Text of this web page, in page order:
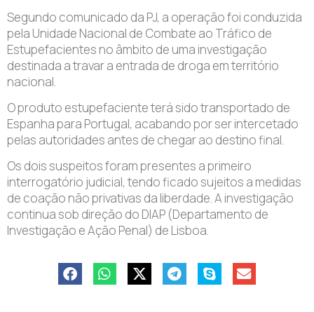
Segundo comunicado da PJ, a operação foi conduzida
pela Unidade Nacional de Combate ao Tráfico de
Estupefacientes no âmbito de uma investigação
destinada a travar a entrada de droga em território
nacional.
O produto estupefaciente terá sido transportado de
Espanha para Portugal, acabando por ser intercetado
pelas autoridades antes de chegar ao destino final.
Os dois suspeitos foram presentes a primeiro
interrogatório judicial, tendo ficado sujeitos a medidas
de coação não privativas da liberdade. A investigação
continua sob direção do DIAP (Departamento de
Investigação e Ação Penal) de Lisboa.